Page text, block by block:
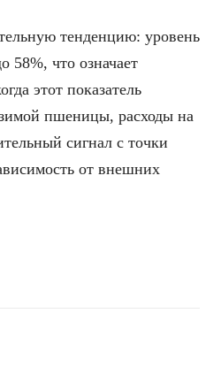
тенденцию: уровень
58%, что означает
этот показатель
пшеницы, расходы на
сигнал с точки
от внешних